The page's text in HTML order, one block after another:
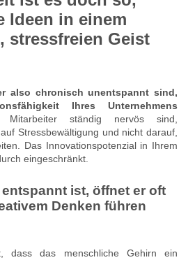
Ideen in einem
stressfreien Geist
also chronisch unentspannt sind,
Ihres Unternehmens
Mitarbeiter ständig nervös sind,
Stressbewältigung und nicht darauf,
Das Innovationspotenzial in Ihrem
eingeschränkt.
ist, öffnet er oft
Denken führen
dass das menschliche Gehirn ein